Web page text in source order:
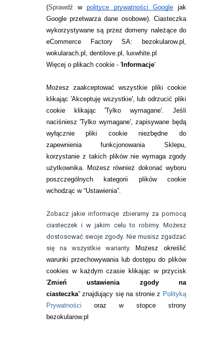
(Sprawdźwpolityce prywatności Googlejak
Google przetwarza dane osobowe). Ciasteczka
wykorzystywane są przez domeny należące do
eCommerce Factory SA: bezokularow.pl,
wokularach.pl, dentilove.pl, luxwhite.pl
Więcej o plikach cookie - 'Informacje'
Możesz zaakceptować wszystkie pliki cookie
klikając 'Akceptuję wszystkie', lub odrzucić pliki
cookie klikając 'Tylko wymagane'. Jeśli
naciśniesz 'Tylko wymagane', zapisywane będą
wyłącznie pliki cookie niezbędne do
zapewnienia funkcjonowania Sklepu,
korzystanie z takich plików nie wymaga zgody
użytkownika. Możesz również dokonać wyboru
poszczególnych kategorii plików cookie
wchodząc w “Ustawienia”.
Zobacz jakie informacje zbieramy za pomocą
ciasteczek i w jakim celu to robimy. Możesz
dostosować swoje zgody. Nie musisz zgadzać
się na wszystkie warianty.
Możesz określić
warunki przechowywania lub dostępu do plików
cookies w każdym czasie klikając w przycisk
'Zmień ustawienia zgody na
ciasteczka” znajdujący się na stronie z Polityką
Prywatności oraz w stopce strony
bezokularow.pl
ZWROTY I REKLAMACJA
WARUNKI ZAKUPÓW
RANKINGI SOCZEWEK
SOCZEWKI KOLOROWE
Zwrot (odstąpienie od umowy)
ZMIEŃ USTAWIENIA ZGODY NA CIASTECZKA
KONTAKT
telefon:
22 113 44 42
telefon:
732 08 08 72
kontakt@bezokularow.pl